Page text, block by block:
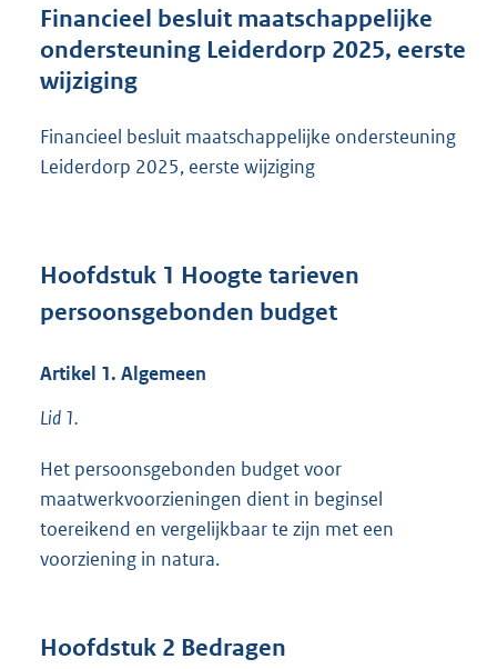
r
o
e
6
b
Financieel besluit maatschappelijke
ondersteuning Leiderdorp 2025, eerste
wijziging
Financieel besluit maatschappelijke ondersteuning
Leiderdorp 2025, eerste wijziging
Hoofdstuk 1 Hoogte tarieven
persoonsgebonden budget
Artikel 1. Algemeen
Lid 1.
Het persoonsgebonden budget voor
maatwerkvoorzieningen dient in beginsel
toereikend en vergelijkbaar te zijn met een
voorziening in natura.
Hoofdstuk 2 Bedragen